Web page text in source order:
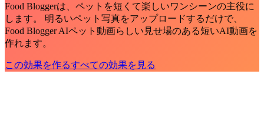
Food Bloggerは、ペットを短くて楽しいワンシーンの主役に
します。 明るいペット写真をアップロードするだけで、
Food Blogger AIペット動画らしい見せ場のある短いAI動画を
作れます。
この効果を作るすべての効果を見る